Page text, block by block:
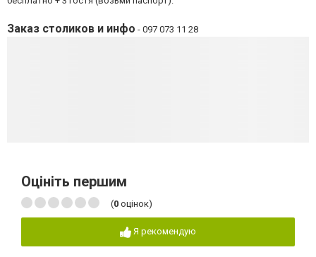
Заказ столиков и инфо - 097 073 11 28
Оцініть першим
(0 оцінок)
Я рекомендую